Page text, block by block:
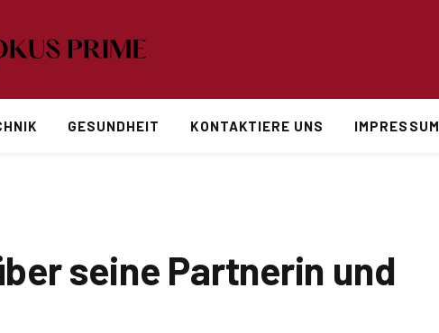
GESUNDHEIT KONTAKTIERE UNS IMPRESSUM
seine Partnerin und